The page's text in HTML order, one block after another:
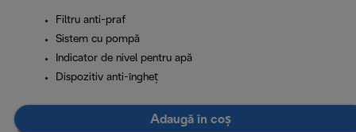
Filtru anti-praf
Sistem cu pompă
Indicator de nivel pentru apă
Dispozitiv anti-îngheț
Adaugă în coș